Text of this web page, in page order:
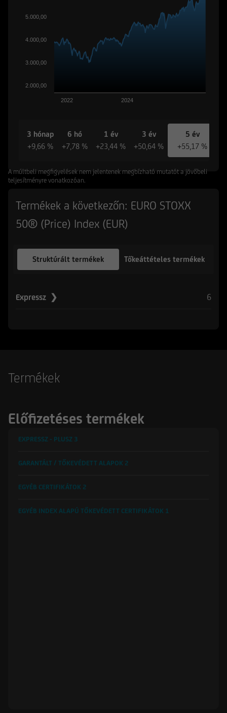
2022 2024
2.000,00
3.000,00
4.000,00
5.000,00
3 hónap
+9,66 %
6 hó
+7,78 %
1 év
+23,44 %
3 év
+50,64 %
5 év
+55,17 %
A múltbeli megfigyelések nem jelentenek megbízható mutatót a jövőbeli
teljesítményre vonatkozóan.
Termékek a következőn: EURO STOXX
50® (Price) Index (EUR)
Struktúrált termékek Tőkeáttételes termékek
Expressz ❯ 6
Termékek
Előfizetéses termékek
EXPRESSZ - PLUSZ 3
GARANTÁLT / TŐKEVÉDETT ALAPOK 2
EGYÉB CERTIFIKÁTOK 2
EGYÉB INDEX ALAPÚ TŐKEVÉDETT CERTIFIKÁTOK 1